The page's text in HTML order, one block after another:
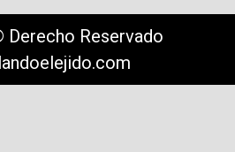
Derecho Reservado